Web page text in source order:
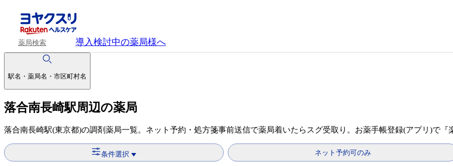
薬局検索 導入検討中の薬局様へ
駅名・薬局名・市区町村名
落合南長崎駅周辺の薬局
落合南長崎駅(東京都)の調剤薬局一覧。ネット予約・処方箋事前送信で薬局着いたらスグ受取り。お薬手帳登録(アプリ)で『
条件選択 ネット予約可のみ